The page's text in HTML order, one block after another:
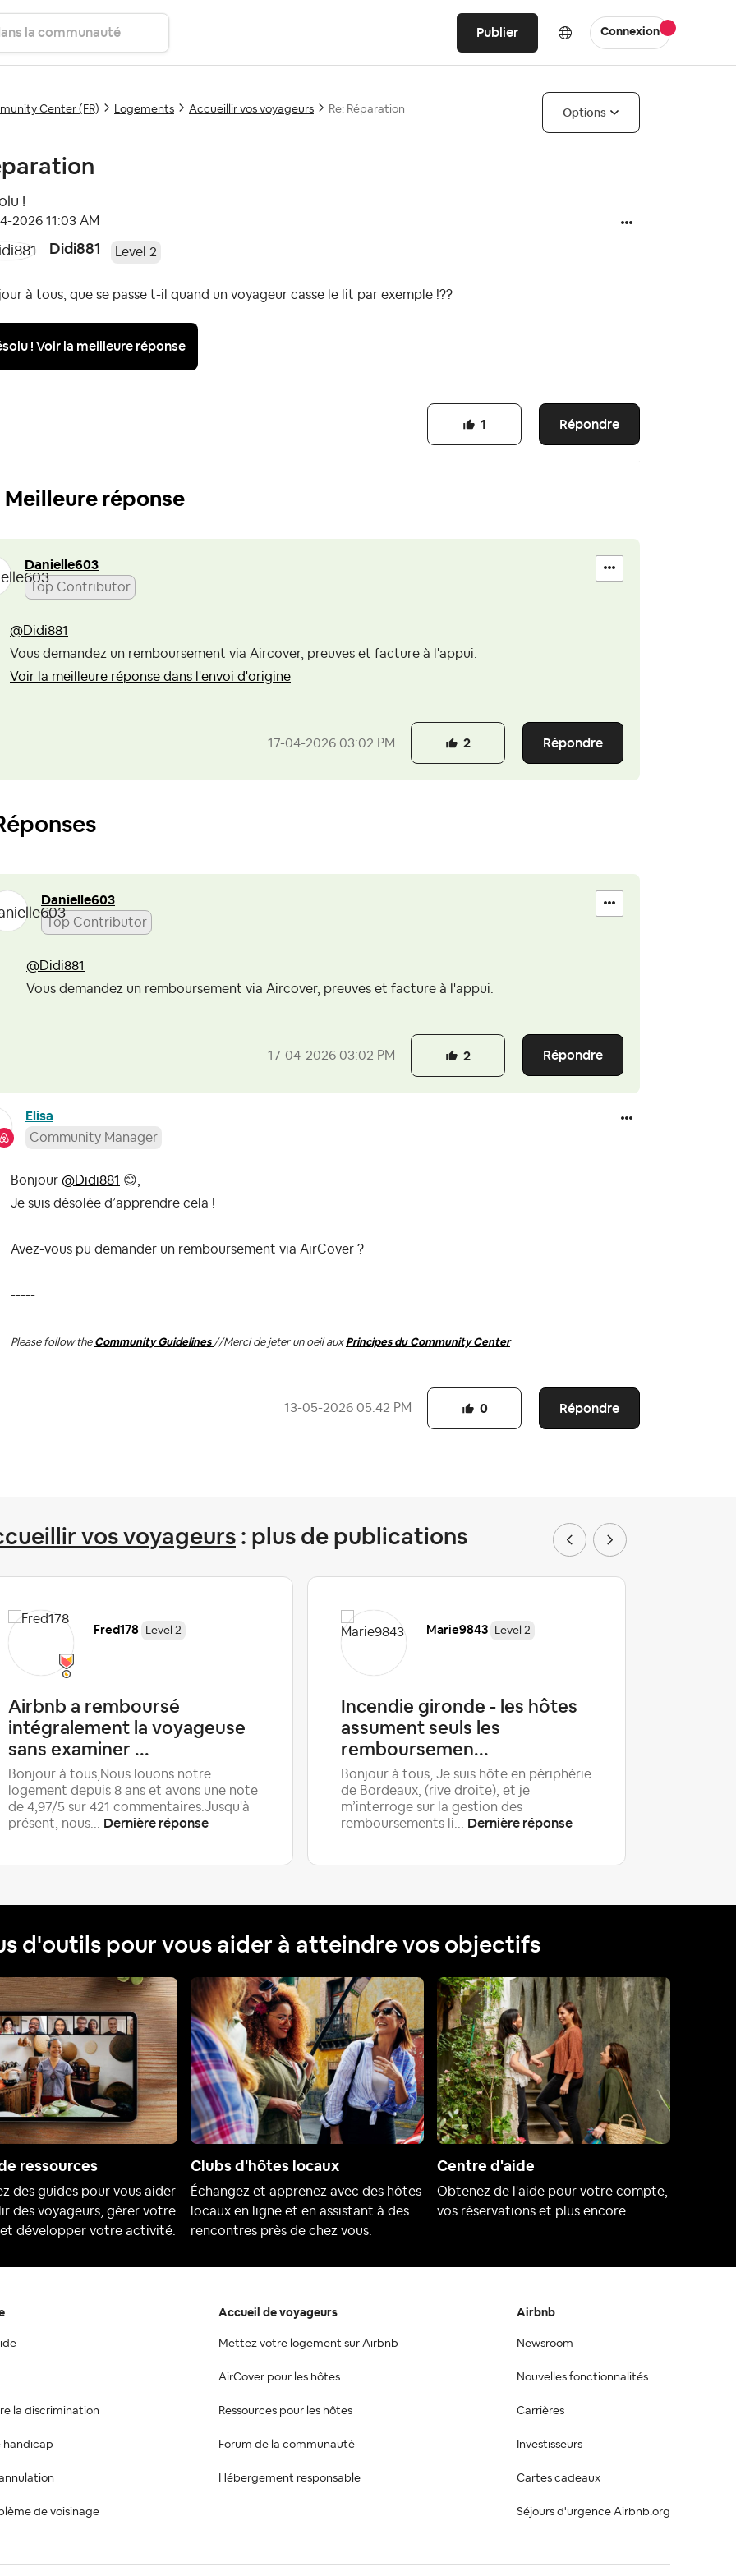
Publier Connexion
Center (FR) Logements Accueillir vos voyageurs Re: Réparation Options
!
2026 11:03 AM
Didi881 Level 2
à tous, que se passe t-il quand un voyageur casse le lit par exemple !??
!Voir la meilleure réponse
Répondre
1
Meilleure réponse
Danielle603
Top Contributor
@Didi881
Vous demandez un remboursement via Aircover, preuves et facture à l'appui.
Voir la meilleure réponse dans l'envoi d'origine
‎17-04-2026 03:02 PM Répondre
2
Danielle603
Top Contributor
@Didi881
Vous demandez un remboursement via Aircover, preuves et facture à l'appui.
‎17-04-2026 03:02 PM Répondre
2
Elisa
Community Manager
Bonjour @Didi881 😊
Je suis désolée d’apprendre cela !
Avez-vous pu demander un remboursement via AirCover ?
-----
Please follow the Community Guidelines //Merci de jeter un oeil aux Principes du Community Center
‎13-05-2026 05:42 PM Répondre
0
vos voyageurs: plus de publications
Fred178 Level 2
Airbnb a remboursé
intégralement la voyageuse
sans examiner ...
Bonjour à tous,Nous louons notre
logement depuis 8 ans et avons une note
de 4,97/5 sur 421 commentaires.Jusqu'à
présent, nous... Dernière réponse
Marie9843 Level 2
Incendie gironde - les hôtes
assument seuls les
remboursemen...
Bonjour à tous, Je suis hôte en périphérie
de Bordeaux, (rive droite), et je
m’interroge sur la gestion des
remboursements li... Dernière réponse
d'outils pour vous aider à atteindre vos objectifs
ressources
des guides pour vous aider
des voyageurs, gérer votre
développer votre activité.
Clubs d'hôtes locaux
Échangez et apprenez avec des hôtes
locaux en ligne et en assistant à des
rencontres près de chez vous.
Centre d'aide
Obtenez de l'aide pour votre compte,
vos réservations et plus encore.
la discrimination
handicap
de voisinage
Accueil de voyageurs
Mettez votre logement sur Airbnb
AirCover pour les hôtes
Ressources pour les hôtes
Forum de la communauté
Hébergement responsable
Airbnb
Newsroom
Nouvelles fonctionnalités
Carrières
Investisseurs
Cartes cadeaux
Séjours d'urgence Airbnb.org